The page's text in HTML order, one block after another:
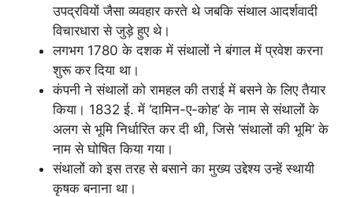
उपद्रवियों जैसा व्यवहार करते थे जबकि संथाल आदर्शवादी
विचारधारा से जुड़े हुए थे।
लगभग 1780 के दशक में संथालों ने बंगाल में प्रवेश करना
शुरू कर दिया था।
कंपनी ने संथालों को रामहल की तराई में बसने के लिए तैयार
किया। 1832 ई. में ‘दामिन-ए-कोह’ के नाम से संथालों के
अलग से भूमि निर्धारित कर दी थी, जिसे ‘संथालों की भूमि’ के
नाम से घोषित किया गया।
संथालों को इस तरह से बसाने का मुख्य उद्देश्य उन्हें स्थायी
कृषक बनाना था।